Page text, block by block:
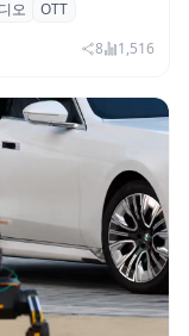
에 ‘HDR10+
오
OTT
8 1,516